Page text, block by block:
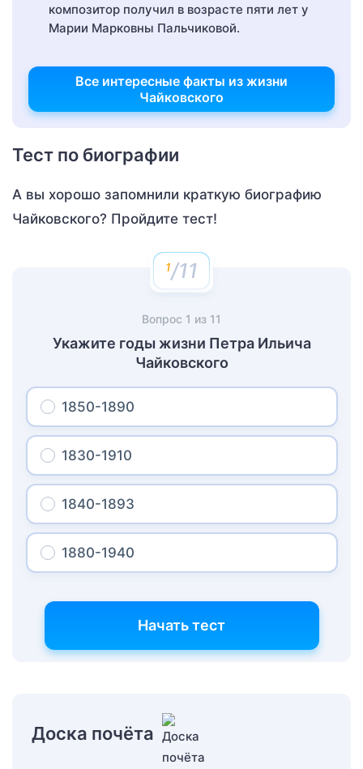
композитор получил в возрасте пяти лет у
Марии Марковны Пальчиковой.
Все интересные факты из жизни
Чайковского
Тест по биографии
А вы хорошо запомнили краткую биографию
Чайковского? Пройдите тест!
/11
Вопрос 1 из 11
Укажите годы жизни Петра Ильича
Чайковского
1850-1890
1830-1910
1840-1893
1880-1940
Начать тест
Доска почёта